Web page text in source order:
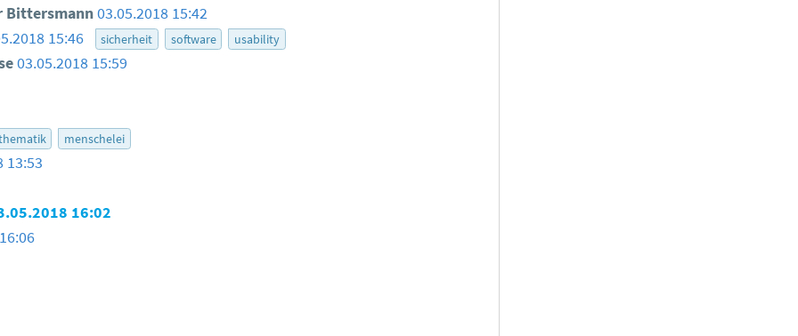
Bittersmann03.05.2018 15:42
15:46
sicherheit software usability
03.05.2018 15:59
menschelei
13:53
16:02